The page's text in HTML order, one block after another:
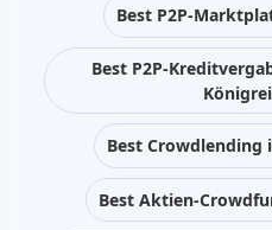
Best P2P-
Best P2P-
Best Crowdlending
Best Aktien-